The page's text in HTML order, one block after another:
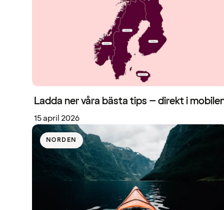
Ladda ner våra bästa tips – direkt i
15 april 2026
NORDEN